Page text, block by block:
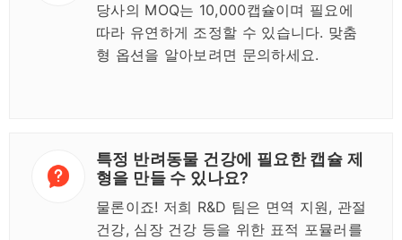
당사의 MOQ는 10,000캡슐이며 필요에
따라 유연하게 조정할 수 있습니다. 맞춤
형 옵션을 알아보려면 문의하세요.
특정 반려동물 건강에 필요한 캡슐 제
형을 만들 수 있나요?
물론이죠! 저희 R&D 팀은 면역 지원, 관절
건강, 심장 건강 등을 위한 표적 포뮬러를